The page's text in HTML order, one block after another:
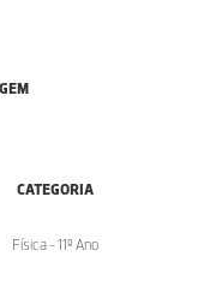
CATEGORIA
Física - 11º Ano